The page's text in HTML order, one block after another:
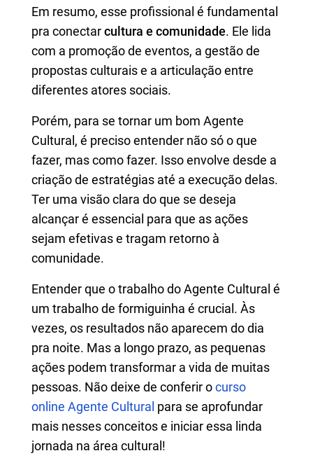
Em resumo, esse profissional é fundamental
pra conectarcultura e comunidade. Ele lida
com a promoção de eventos, a gestão de
propostas culturais e a articulação entre
diferentes atores sociais.
Porém, para se tornar um bom Agente
Cultural, é preciso entender não só o que
fazer, mas como fazer. Isso envolve desde a
criação de estratégias até a execução delas.
Ter uma visão clara do que se deseja
alcançar é essencial para que as ações
sejam efetivas e tragam retorno à
comunidade.
Entender que o trabalho do Agente Cultural é
um trabalho de formiguinha é crucial. Às
vezes, os resultados não aparecem do dia
pra noite. Mas a longo prazo, as pequenas
ações podem transformar a vida de muitas
pessoas. Não deixe de conferir ocurso
online Agente Cultural para se aprofundar
mais nesses conceitos e iniciar essa linda
jornada na área cultural!